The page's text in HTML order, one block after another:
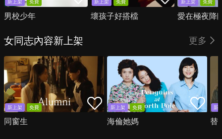
新上架 免費
男校少年
新上架 免費
壞孩子好搭檔
新上架 免費
愛在極夜降
女同志內容新上架 更多
新上架 免費
同窗生
新上架 免費
海倫她媽
新
替